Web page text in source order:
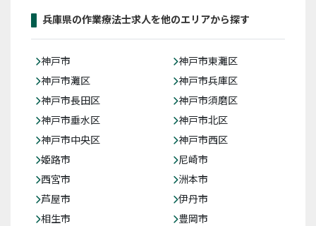
兵庫県の作業療法士求人を他のエリアから探す
神戸市
神戸市東灘区
神戸市灘区
神戸市兵庫区
神戸市長田区
神戸市須磨区
神戸市垂水区
神戸市北区
神戸市中央区
神戸市西区
姫路市
尼崎市
西宮市
洲本市
芦屋市
伊丹市
相生市
豊岡市